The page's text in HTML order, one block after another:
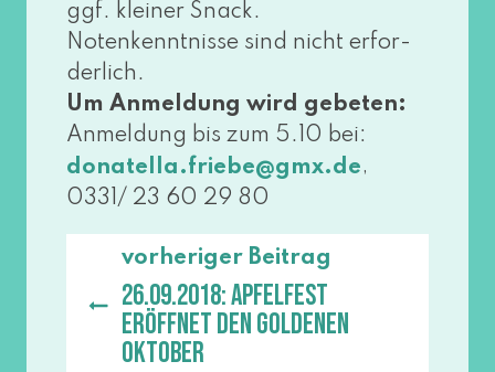
ggf. klei­ner Snack.
Notenkenntnisse sind nicht erfor­
der­lich.
Um Anmeldung wird gebe­ten:
Anmeldung bis zum 5.10 bei:
donatella.​friebe@​gmx.​de,
0331/ 23 60 29 80
vorheriger Beitrag
26.09.2018: Apfelfest
eröffnet den goldenen
Oktober